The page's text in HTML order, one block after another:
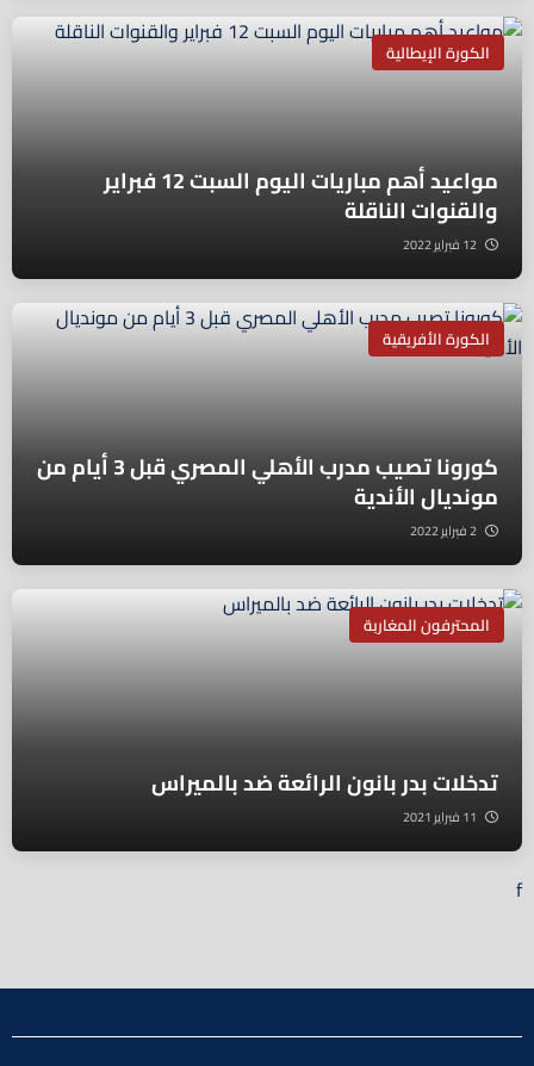
الكورة الإيطالية
مواعيد أهم مباريات اليوم السبت 12 فبراير
والقنوات الناقلة
الكورة الأفريقية
كورونا تصيب مدرب الأهلي المصري قبل 3 أيام من
مونديال الأندية
المحترفون المغاربة
تدخلات بدر بانون الرائعة ضد بالميراس
f